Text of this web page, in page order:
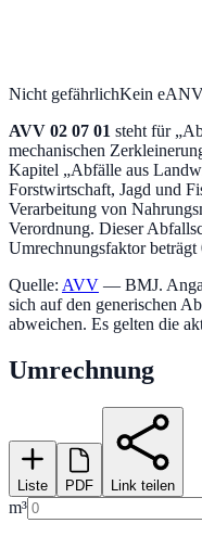
Nicht gefährlichKein
AVV 02 07 01 steht für „
mechanischen
Kapitel „Abfälle aus
Forstwirtschaft, Jagd und
Verarbeitung von
Verordnung. Dieser
Umrechnungsfaktor beträgt
Quelle: AVV — BMJ.
sich auf den generischen
abweichen. Es gelten die
Umrechnung
Liste PDF Link teilen
m³